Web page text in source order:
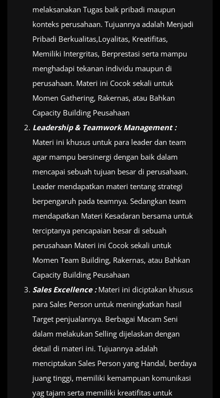
melaksanakan Tugas baik pribadi maupun
konteks perusahaan. Tujuannya adalah Menjadi
Pribadi Berkualitas,Loyalitas, Kreatifitas,
Memiliki Intergritas, Berprestasi serta mampu
menghadapi tekanan individu maupun di
perusahaan. Materi ini Cocok sekali untuk
Momen Gathering, Rakernas, atau Bahkan
Capacity Building Peusahaan
Leadership & Teamwork Management :
Materi ini khusus untuk para leader dan team
agar mampu bersinergi dengan baik dalam
mencapai sebuah tujuan besar di perusahaan.
Leader mendapatkan materi tentang strategi
berpengaruh pada teamnya. Sedangkan team
mendapatkan Materi Kesadaran bersama untuk
terciptanya pencapaian besar di sebuah
perusahaan Materi ini Cocok sekali untuk
Momen Team Building, Rakernas, atau Bahkan
Capacity Building Peusahaan
Sales Excellence :Materi ini diciptakan khusus
para Sales Person untuk meningkatkan hasil
Target penjualannya. Berbagai Macam Seni
dalam melakukan Selling dijelaskan dengan
detail di materi ini. Tujuannya adalah
menciptakan Sales Person yang Handal, berdaya
juang tinggi, memiliki kemampuan komunikasi
yag tajam serta memiliki kreatifitas untuk